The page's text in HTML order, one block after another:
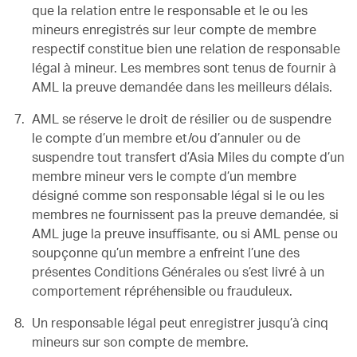
que la relation entre le responsable et le ou les
mineurs enregistrés sur leur compte de membre
respectif constitue bien une relation de responsable
légal à mineur. Les membres sont tenus de fournir à
AML la preuve demandée dans les meilleurs délais.
AML se réserve le droit de résilier ou de suspendre
le compte d’un membre et/ou d’annuler ou de
suspendre tout transfert d’Asia Miles du compte d’un
membre mineur vers le compte d’un membre
désigné comme son responsable légal si le ou les
membres ne fournissent pas la preuve demandée, si
AML juge la preuve insuffisante, ou si AML pense ou
soupçonne qu’un membre a enfreint l’une des
présentes Conditions Générales ou s’est livré à un
comportement répréhensible ou frauduleux.
Un responsable légal peut enregistrer jusqu’à cinq
mineurs sur son compte de membre.